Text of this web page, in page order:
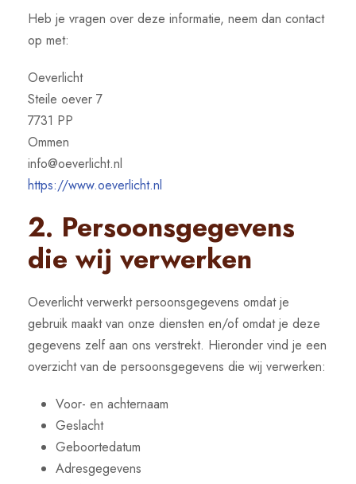
Heb je vragen over deze informatie, neem dan contact
op met:
Oeverlicht
Steile oever 7
7731 PP
Ommen
info@oeverlicht.nl
https://www.oeverlicht.nl
2. Persoonsgegevens
die wij verwerken
Oeverlicht verwerkt persoonsgegevens omdat je
gebruik maakt van onze diensten en/of omdat je deze
gegevens zelf aan ons verstrekt. Hieronder vind je een
overzicht van de persoonsgegevens die wij verwerken:
Voor- en achternaam
Geslacht
Geboortedatum
Adresgegevens